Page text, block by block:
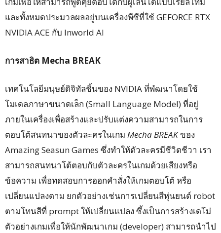
และทั้งหมดประมวลผลอยู่บนเครื่องพีซีที่ใช้ GEFORCE RTX
NVIDIA ACE กับ Inworld AI
การสาธิต Mecha BREAK
เทคโนโลยีมนุษย์ดิจิทัลชิ้นของ NVIDIA ที่พํฒนาโดยใช้
โมเดลภาษาขนาดเล็ก (Small Language Model) ที่อยู่
ภายในเครื่องเพื่อสร้างและปรับแต่งความสามารถในการ
ตอบโต้สนทนาของตัวละครในเกม Mecha BREAKของ
Amazing Seasun Games ซึ่งทำให้ตัวละครมีชีวิตชีวา เรา
สามารถสนทนาโต้ตอบกับตัวละครในเกมด้วยเสียงหรือ
ข้อความ เพื่อทดสอบการออกคำสั่งให้เกมตอบโต้ หรือ
เปลี่ยนแปลงตาม ยกตัวอย่างเช่นการเปลี่ยนสีหุ่นยนต์ robot
ตามโทนสีที่ prompt ให้เปลี่ยนแปลง ซึ้งเป็นการสร้างเดโม่
ตัวอย่างเกมเพื่อให้นักพัฒนาเกม (developer) สามารถนำไป